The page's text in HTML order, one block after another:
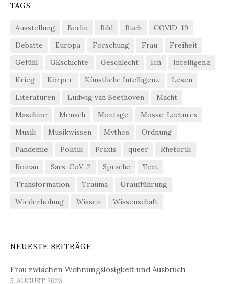
TAGS
Ausstellung Berlin Bild Buch
COVID-19
Debatte
Europa Forschung Frau
Freiheit
Gefühl
GEschichte Geschlecht Ich
Intelligenz
Krieg
Körper Künstliche Intelligenz
Lesen
Literaturen
Ludwig van Beethoven
Macht
Maschine
Mensch Montage
Mosse-Lectures
Musik
Musikwissen Mythos
Ordnung
Pandemie
Politik Praxis queer
Rhetorik
Roman
Sars-CoV-2 Sprache
Text
Transformation
Trauma
Uraufführung
Wiederholung
Wissen Wissenschaft
NEUESTE BEITRÄGE
Frau zwischen Wohnungslosigkeit und Ausbruch
5. AUGUST 2026